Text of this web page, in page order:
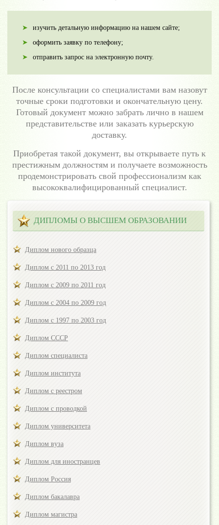
изучить детальную информацию на нашем сайте;
оформить заявку по телефону;
отправить запрос на электронную почту.
После консультации со специалистами вам назовут
точные сроки подготовки и окончательную цену.
Готовый документ можно забрать лично в нашем
представительстве или заказать курьерскую
доставку.
Приобретая такой документ, вы открываете путь к
престижным должностям и получаете возможность
продемонстрировать свой профессионализм как
высококвалифицированный специалист.
ДИПЛОМЫ О ВЫСШЕМ ОБРАЗОВАНИИ
Диплом нового образца
Диплом с 2011 по 2013 год
Диплом с 2009 по 2011 год
Диплом с 2004 по 2009 год
Диплом с 1997 по 2003 год
Диплом СССР
Диплом специалиста
Диплом института
Диплом с реестром
Диплом с проводкой
Диплом университета
Диплом вуза
Диплом для иностранцев
Диплом Россия
Диплом бакалавра
Диплом магистра